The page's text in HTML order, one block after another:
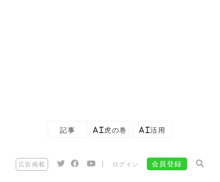
記事 AI虎の巻 AI活用
広告掲載 ログイン 会員登録